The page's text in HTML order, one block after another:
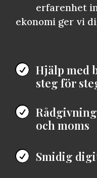
erfarenhet
ekonomi ger vi
 Hjälp med
steg för

och moms
 Smidig